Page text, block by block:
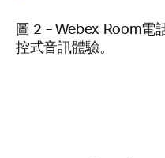
圖 2 – Webex Room電
控式音訊體驗。